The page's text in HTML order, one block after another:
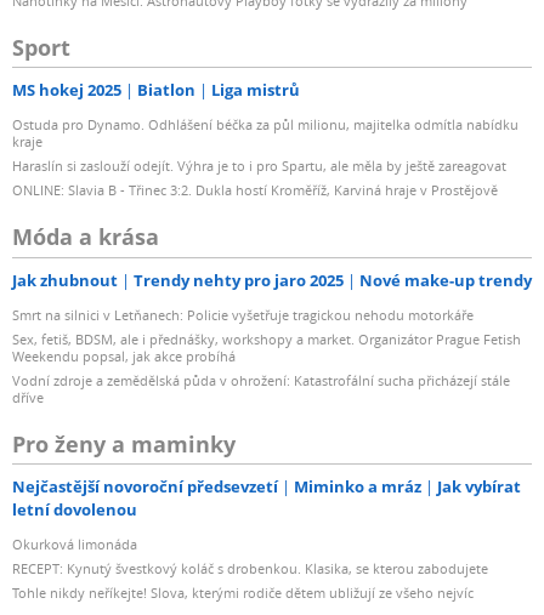
Sport
MS hokej 2025 Biatlon Liga mistrů
Ostuda pro Dynamo. Odhlášení béčka za půl milionu, majitelka odmítla nabídku
kraje
Haraslín si zaslouží odejít. Výhra je to i pro Spartu, ale měla by ještě zareagovat
ONLINE: Slavia B - Třinec 3:2. Dukla hostí Kroměříž, Karviná hraje v Prostějově
Móda a krása
Jak zhubnout Trendy nehty pro jaro 2025 Nové make-up trendy
Smrt na silnici v Letňanech: Policie vyšetřuje tragickou nehodu motorkáře
Sex, fetiš, BDSM, ale i přednášky, workshopy a market. Organizátor Prague Fetish
Weekendu popsal, jak akce probíhá
Vodní zdroje a zemědělská půda v ohrožení: Katastrofální sucha přicházejí stále
dříve
Pro ženy a maminky
Nejčastější novoroční předsevzetí Miminko a mráz
Jak vybírat
letní dovolenou
Okurková limonáda
RECEPT: Kynutý švestkový koláč s drobenkou. Klasika, se kterou zabodujete
Tohle nikdy neříkejte! Slova, kterými rodiče dětem ubližují ze všeho nejvíc